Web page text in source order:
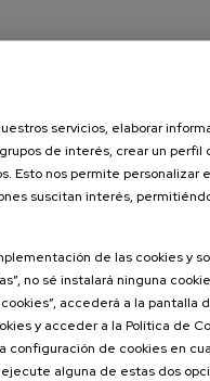
Actividades
servicios, elaborar
de interés, crear un perfil
Esto nos permite personalizar
suscitan interés,
de las cookies y
no sé instalará ninguna
accederá a la pantalla
y acceder a la Política de
configuración de cookies en
alguna de estas dos